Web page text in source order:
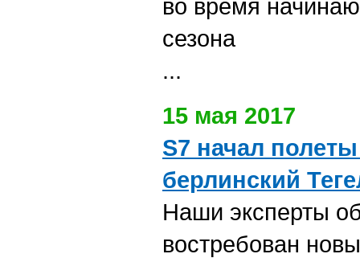
во время
сезона
...
15 мая 2017
S7 начал
берлинский
Наши эксперты
востребован